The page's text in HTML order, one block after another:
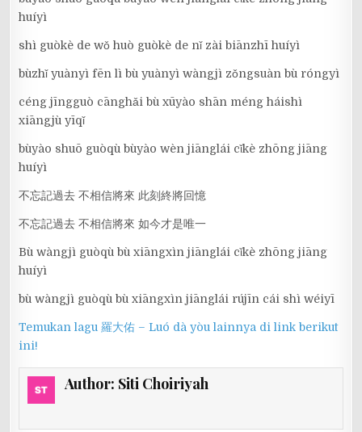
huíyì
shì guòkè de wǒ huò guòkè de nǐ zài biānzhī huíyì
bùzhǐ yuànyì fēn lì bù yuànyì wàngjì zǒngsuàn bù róngyì
céng jīngguò cānghǎi bù xūyào shān méng háishì
xiāngjù yīqǐ
bùyào shuō guòqù bùyào wèn jiānglái cǐkè zhōng jiāng
huíyì
不忘記過去 不相信將來 此刻終將回憶
不忘記過去 不相信將來 如今才是唯一
Bù wàngjì guòqù bù xiāngxìn jiānglái cǐkè zhōng jiāng
huíyì
bù wàngjì guòqù bù xiāngxìn jiānglái rújīn cái shì wéiyī
Temukan lagu 羅大佑 – Luó dà yòu lainnya di link berikut
ini!
Author: Siti Choiriyah